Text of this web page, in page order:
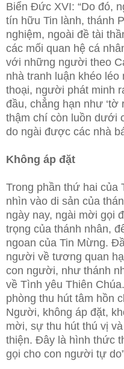
Biển Đức XVI: “Do đó,
tín hữu Tin lành, thánh
nghiệm, ngoài đề tài
các mối quan hệ cá
với những người theo
nhà tranh luận khéo
thoại, người phát minh
đầu, chẳng hạn như
thậm chí còn luồn dưới
do ngài được các nhà
Không áp đặt
Trong phần thứ hai
nhìn vào di sản của
ngày nay, ngài mời gọi
trọng của thánh nhân,
ngoan của Tin Mừng.
người về tương quan
con người, như thánh
về Tình yêu Thiên
phòng thu hút tâm hồn
Người, không áp đặt,
mời, sự thu hút thú vị
thiện. Đây là hình thức
gọi cho con người tự